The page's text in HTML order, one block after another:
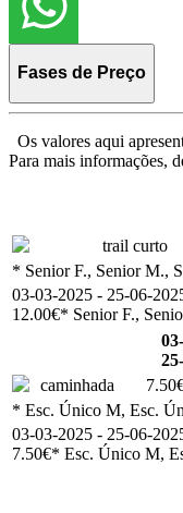
Fases de Preço
Os valores aqui
Para mais informações,
trail curto
* Senior F., Senior M.,
03-03-2025 - 25-06-
12.00€* Senior F.,
caminhada
* Esc. Único M, Esc.
03-03-2025 - 25-06-
7.50€* Esc. Único M,